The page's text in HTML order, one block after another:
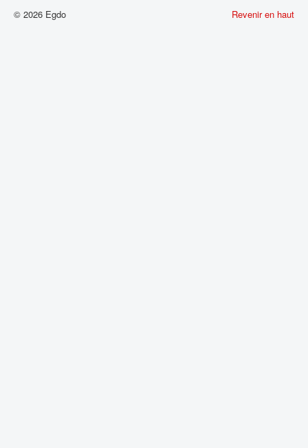
Revenir en haut
© 2026 Egdo